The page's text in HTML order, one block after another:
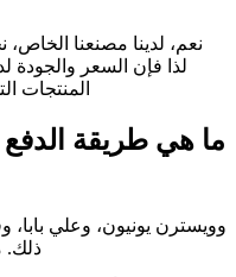
نعم، لدينا مصنعنا
لذا فإن السعر والجودة
المنتجات
ما هي طريقة
ذلك.